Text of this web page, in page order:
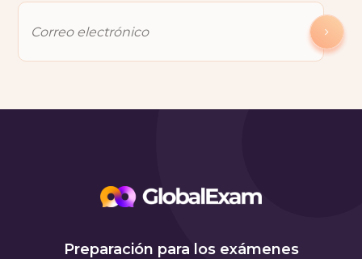
Preparación para los exámenes